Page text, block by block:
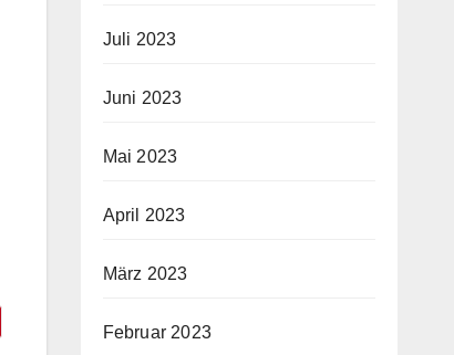
Juli 2023
Juni 2023
Mai 2023
April 2023
März 2023
Februar 2023